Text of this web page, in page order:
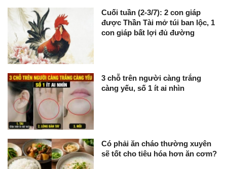
Cuối tuần (2-3/7): 2 con giáp
được Thần Tài mở túi ban lộc, 1
con giáp bất lợi đủ đường
3 chỗ trên người càng trắng
càng yếu, số 1 ít ai nhìn
Có phải ăn cháo thường xuyên
sẽ tốt cho tiêu hóa hơn ăn cơm?